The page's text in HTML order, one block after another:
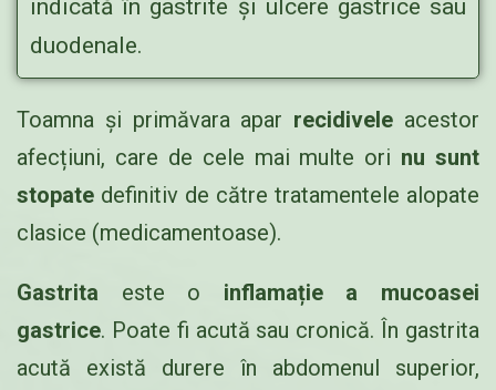
indicată în gastrite și ulcere gastrice sau
duodenale.
Toamna și primăvara apar recidivele acestor
afecțiuni, care de cele mai multe ori nu sunt
stopate definitiv de către tratamentele alopate
clasice (medicamentoase).
Gastrita este o inflamație a mucoasei
gastrice. Poate fi acută sau cronică. În gastrita
acută există durere în abdomenul superior,